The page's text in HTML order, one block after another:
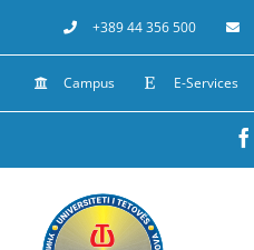
to
content
+389 44 356 500
Campus E-Services